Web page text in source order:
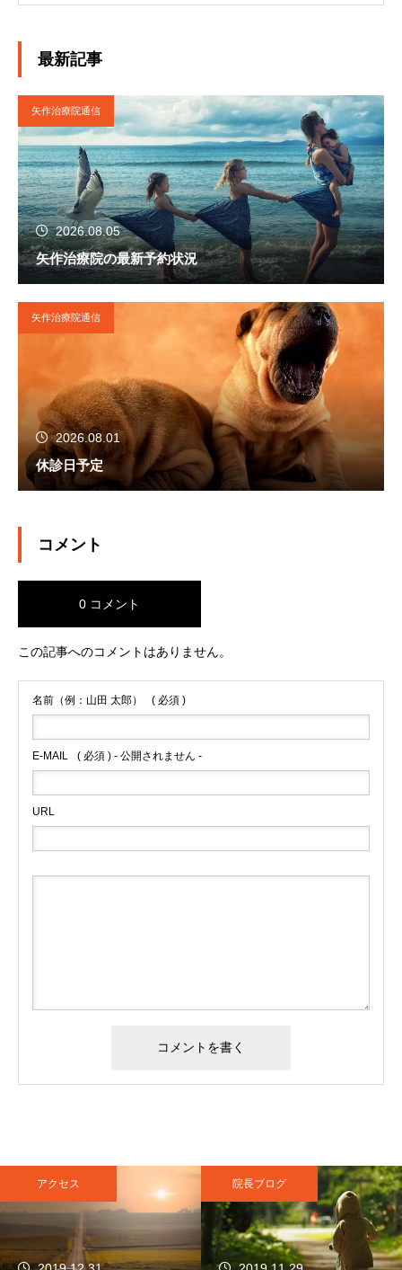
最新記事
矢作治療院通信
2026.08.05
矢作治療院の最新予約状況
矢作治療院通信
2026.08.01
休診日予定
コメント
0 コメント
この記事へのコメントはありません。
名前（例：山田 太郎） ( 必須 )
E-MAIL ( 必須 ) - 公開されません -
URL
アクセス 院長ブログ